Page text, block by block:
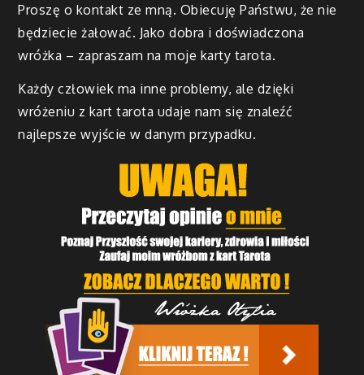
Proszę o kontakt ze mną. Obiecuję Państwu, że nie
będziecie żałować. Jako dobra i doświadczona
wróżka – zapraszam na moje karty tarota.
Każdy człowiek ma inne problemy, ale dzięki
wróżeniu z kart tarota udaje nam się znaleźć
najlepsze wyjście w danym przypadku.